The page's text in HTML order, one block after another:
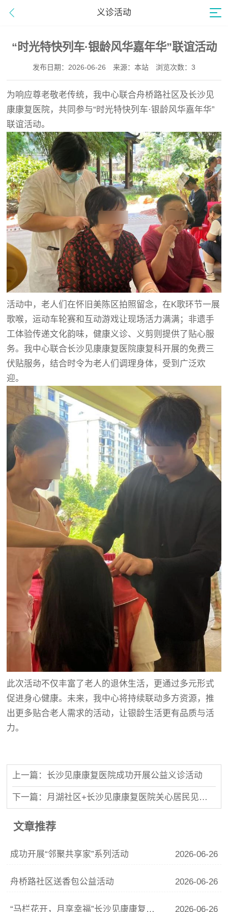
义诊活动
“时光特快列车·银龄风华嘉年华”联谊活动
发布日期：2026-06-26 来源：本站 浏览次数：3
为响应尊老敬老传统，我中心联合舟桥路社区及长沙见
康康复医院，共同参与“时光特快列车·银龄风华嘉年华”
联谊活动。
活动中，老人们在怀旧美陈区拍照留念，在K歌环节一展
歌喉，运动车轮赛和互动游戏让现场活力满满；非遗手
工体验传递文化韵味，健康义诊、义剪则提供了贴心服
务。我中心联合长沙见康康复医院康复科开展的免费三
伏贴服务，结合时令为老人们调理身体，受到广泛欢
迎。
此次活动不仅丰富了老人的退休生活，更通过多元形式
促进身心健康。未来，我中心将持续联动多方资源，推
出更多贴合老人需求的活动，让银龄生活更有品质与活
力。
上一篇：长沙见康康复医院成功开展公益义诊活动
下一篇：月湖社区+长沙见康康复医院关心居民见康义诊活动
文章推荐
成功开展“邻聚共享家”系列活动 2026-06-26
舟桥路社区送香包公益活动 2026-06-26
“马栏花开，月享幸福”长沙见康康复医院义诊活动 2026-06-26